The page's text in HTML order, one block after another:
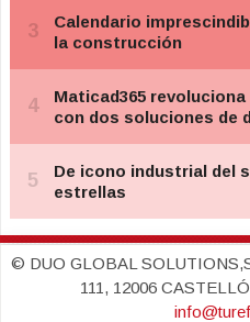
© DUO GLOBAL
111, 12006